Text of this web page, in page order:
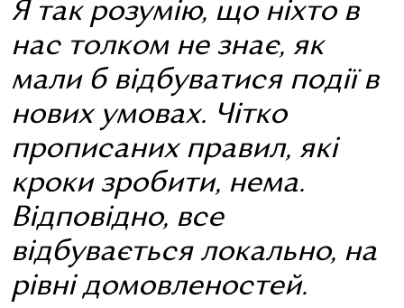
Я так розумію, що ніхто в
нас толком не знає, як
мали б відбуватися події в
нових умовах. Чітко
прописаних правил, які
кроки зробити, нема.
Відповідно, все
відбувається локально, на
рівні домовленостей.